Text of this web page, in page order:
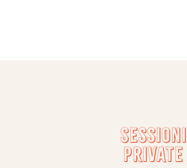
SESSIONI
PRIVATE